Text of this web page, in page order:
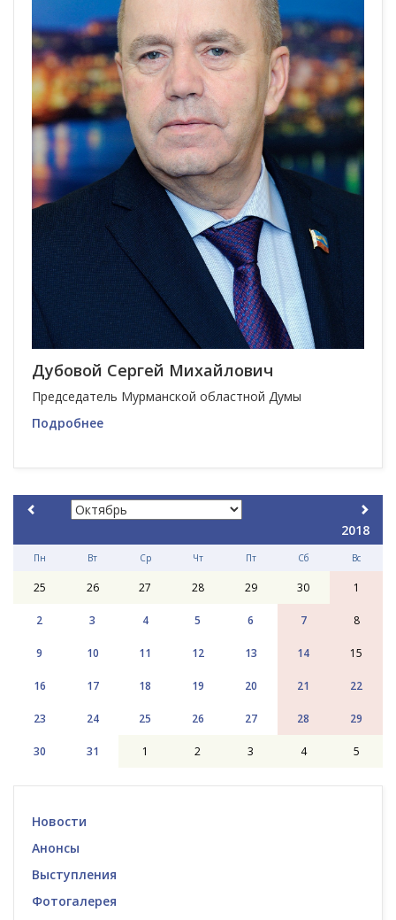
Дубовой Сергей Михайлович
Председатель Мурманской областной Думы
Подробнее
2018
Пн Вт Ср Чт Пт Сб Вс
25 26 27 28 29 30 1
2 3 4 5 6 7 8
9 10 11 12 13 14 15
16 17 18 19 20 21 22
23 24 25 26 27 28 29
30 31 1 2 3 4 5
Новости
Анонсы
Выступления
Фотогалерея